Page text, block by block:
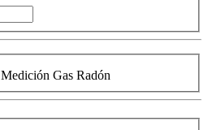
Medición Gas Radón